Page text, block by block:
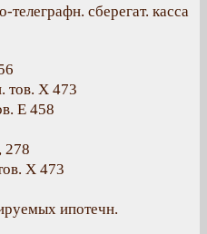
телеграфн. сберегат. касса
тов. Х 473
Е 458
278
Х 473
ипотечн.